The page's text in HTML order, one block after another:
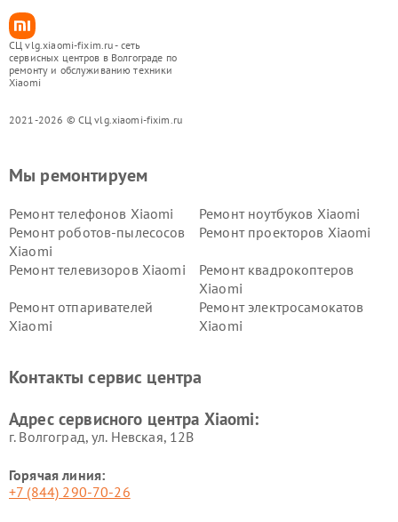
СЦ vlg.xiaomi-fixim.ru - сеть
сервисных центров в Волгограде по
ремонту и обслуживанию техники
Xiaomi
2021-2026 © СЦ vlg.xiaomi-fixim.ru
Мы ремонтируем
Ремонт телефонов Xiaomi
Ремонт ноутбуков Xiaomi
Ремонт роботов-пылесосов
Xiaomi
Ремонт проекторов Xiaomi
Ремонт телевизоров Xiaomi
Ремонт квадрокоптеров
Xiaomi
Ремонт отпаривателей
Xiaomi
Ремонт электросамокатов
Xiaomi
Ремонт стиральных машин
Ремонт смарт-часов Xiaomi
Контакты сервис центра
Адрес сервисного центра Xiaomi:
г. Волгоград, ул. Невская, 12В
Горячая линия:
+7 (844) 290-70-26